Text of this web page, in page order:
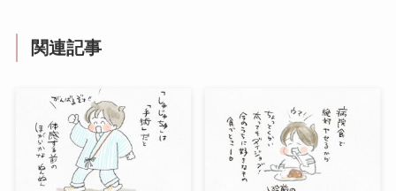
関連記事